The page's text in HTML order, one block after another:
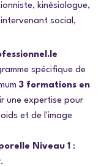
kinésiologue,
social,
spécifique de
3 formations en
une expertise pour
et de l'image
Niveau 1 :